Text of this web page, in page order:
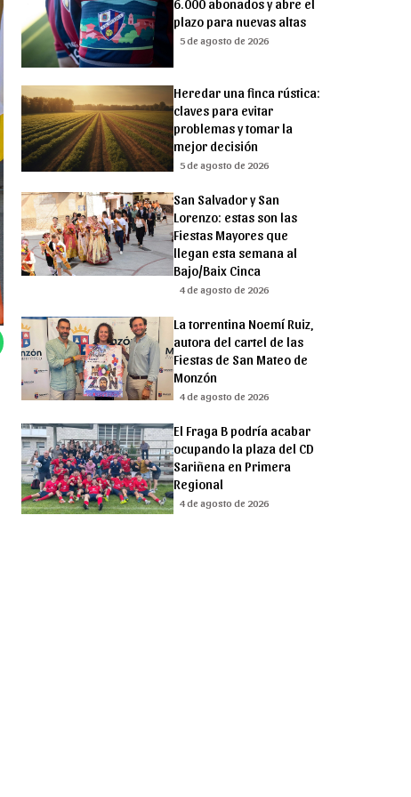
6.000 abonados y abre el
plazo para nuevas altas
5 de agosto de 2026
Heredar una finca rústica:
claves para evitar
problemas y tomar la
mejor decisión
5 de agosto de 2026
San Salvador y San
Lorenzo: estas son las
Fiestas Mayores que
llegan esta semana al
Bajo/Baix Cinca
4 de agosto de 2026
La torrentina Noemí Ruiz,
autora del cartel de las
Fiestas de San Mateo de
Monzón
4 de agosto de 2026
El Fraga B podría acabar
ocupando la plaza del CD
Sariñena en Primera
Regional
4 de agosto de 2026